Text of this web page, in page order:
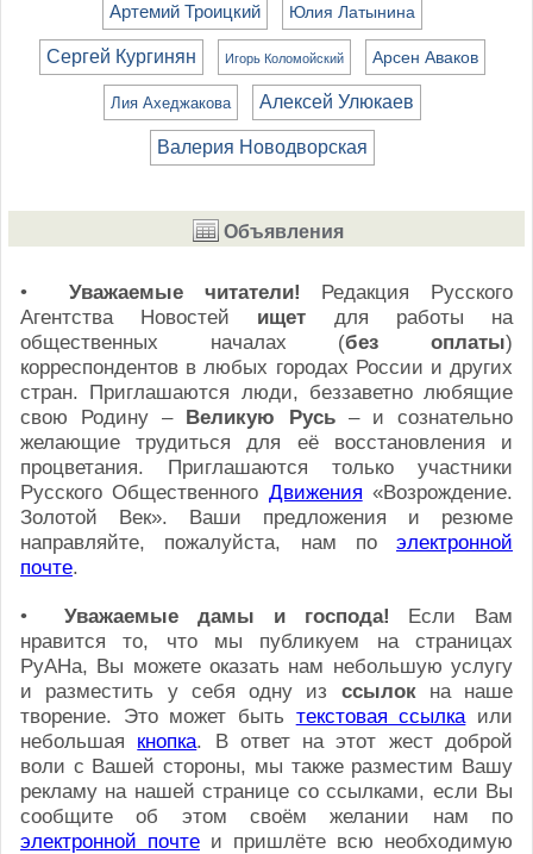
Артемий Троицкий Юлия Латынина
Сергей Кургинян Игорь Коломойский Арсен Аваков
Лия Ахеджакова Алексей Улюкаев
Валерия Новодворская
Объявления
•Уважаемые читатели! Редакция Русского
Агентства Новостей ищет для работы на
общественных началах (без оплаты)
корреспондентов в любых городах России и других
стран. Приглашаются люди, беззаветно любящие
свою Родину – Великую Русь– и сознательно
желающие трудиться для её восстановления и
процветания. Приглашаются только участники
Русского Общественного Движения «Возрождение.
Золотой Век». Ваши предложения и резюме
направляйте, пожалуйста, нам по электронной
почте.
•Уважаемые дамы и господа! Если Вам
нравится то, что мы публикуем на страницах
РуАНа, Вы можете оказать нам небольшую услугу
и разместить у себя одну из ссылокна наше
творение. Это может быть текстовая ссылкаили
небольшая кнопка. В ответ на этот жест доброй
воли с Вашей стороны, мы также разместим Вашу
рекламу на нашей странице со ссылками, если Вы
сообщите об этом своём желании нам по
электронной почте и пришлёте всю необходимую